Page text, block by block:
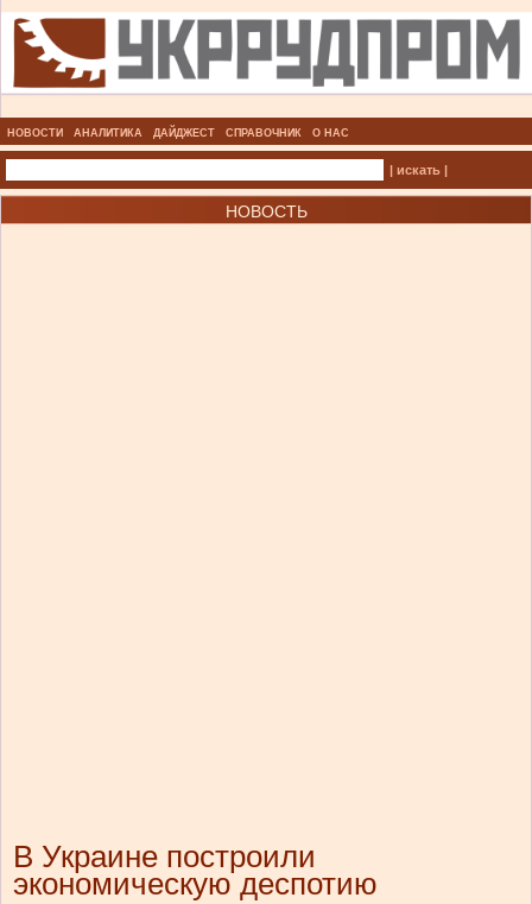
НОВОСТИ АНАЛИТИКА ДАЙДЖЕСТ СПРАВОЧНИК О НАС
| искать |
НОВОСТЬ
В Украине построили
экономическую деспотию